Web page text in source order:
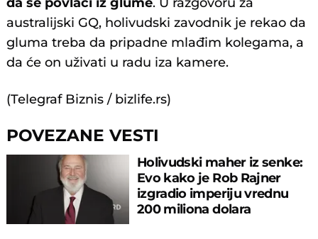
australijski GQ, holivudski zavodnik je rekao da
gluma treba da pripadne mlađim kolegama, a
da će on uživati u radu iza kamere.
(Telegraf Biznis / bizlife.rs)
POVEZANE VESTI
Holivudski maher iz senke:
Evo kako je Rob Rajner
izgradio imperiju vrednu
200 miliona dolara